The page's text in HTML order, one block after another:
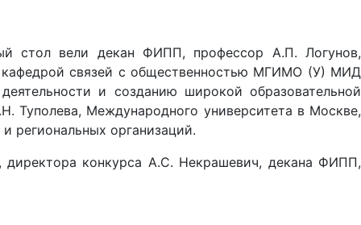
стол вели декан ФИПП, профессор А.П. Логунов,
связей с общественностью МГИМО (У) МИД
и созданию широкой образовательной
Международного университета в Москве,
региональных организаций.
директора конкурса А.С. Некрашевич, декана ФИПП,